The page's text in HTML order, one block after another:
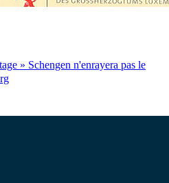
» Schengen n'enrayera pas le